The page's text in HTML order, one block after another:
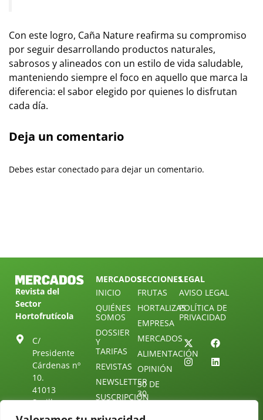
Con este logro, Caña Nature reafirma su compromiso
por seguir desarrollando productos naturales,
sabrosos y alineados con un estilo de vida saludable,
manteniendo siempre el foco en aquello que marca la
diferencia: el sabor elegido por quienes lo disfrutan
cada día.
Deja un comentario
Debes estar conectado para dejar un comentario.
Revista del
Sector
Hortofrutícola
C/
Presidente
Cárdenas nº
10.
41013
Sevilla.
MERCADOS
INICIO
QUIÉNES
SOMOS
DOSSIER
Y
TARIFAS
REVISTAS
NEWSLETTER
SUSCRIPCIÓN
SECCIONES
FRUTAS
HORTALIZAS
EMPRESA
MERCADOS
ALIMENTACIÓN
OPINIÓN
30 DE
30
LEGAL
AVISO LEGAL
POLÍTICA DE
PRIVACIDAD